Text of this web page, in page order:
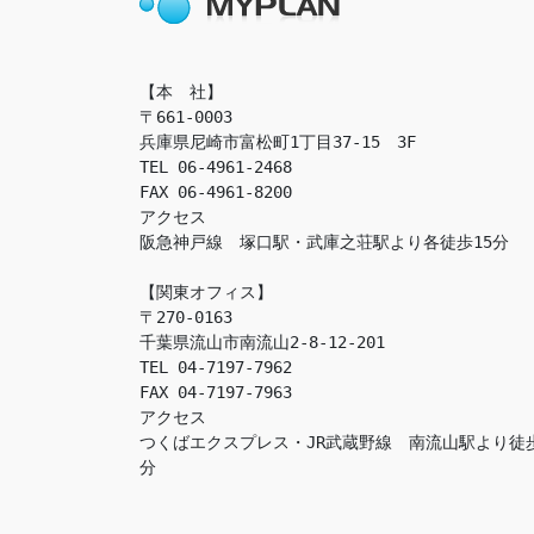
【本　社】
〒661-0003
兵庫県尼崎市富松町1丁目37-15　3F
TEL 06-4961-2468
FAX 06-4961-8200
アクセス
阪急神戸線　塚口駅・武庫之荘駅より各徒歩15分
【関東オフィス】
〒270-0163
千葉県流山市南流山2-8-12-201
TEL 04-7197-7962
FAX 04-7197-7963
アクセス
つくばエクスプレス・JR武蔵野線　南流山駅より徒
分